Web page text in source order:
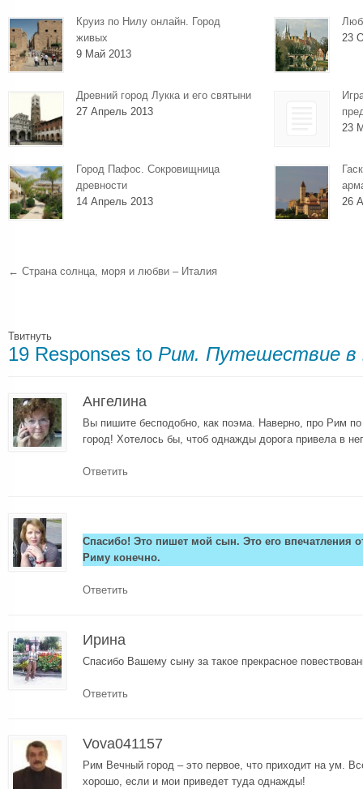
Круиз по Нилу онлайн. Город
живых
9 Май 2013
Древний город Лукка и его святыни
27 Апрель 2013
Город Пафос. Сокровищница
древности
14 Апрель 2013
23
23
26
← Страна солнца, моря и любви – Италия
Твитнуть
19 Responses to Рим. Путешествие в
Ангелина
Вы пишите бесподобно, как поэма. Наверно, про Рим
город! Хотелось бы, чтоб однажды дорога привела в
Ответить
Спасибо! Это пишет мой сын. Это его впечатления
Риму конечно.
Ответить
Ирина
Спасибо Вашему сыну за такое прекрасное
Ответить
Vova041157
Рим Вечный город – это первое, что приходит на ум.
хорошо, если и мои приведет туда однажды!